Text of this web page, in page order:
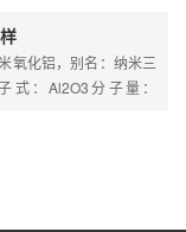
氧化铝，别名：纳米三
式：Al2O3分子量：